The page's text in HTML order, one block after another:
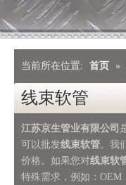
当前所在位置: 首页 »
线束软管
江苏京生管业有限公司
可以批发线束软管。我
价格。如果您对线束软
特殊需求，例如：OEM